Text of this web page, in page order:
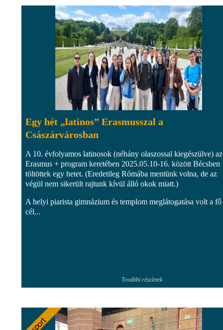
Egy hét „latinos” Erasmusszal a
Császárvárosban
A 10. évfolyamos latinosok (néhány olaszossal kiegészülve) az
Erasmus + program keretében 2025.05.10-16. között Bécsben
töltöttek egy hetet. (Eredetileg Rómába mentünk volna, de az
végül nem sikerült rajtunk kívül álló okok miatt.)
A helyi piarista gimnázium és templom meglátogatása volt a fő
cél...
További részletek